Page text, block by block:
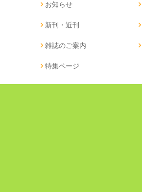
お知らせ
新刊・近刊
雑誌のご案内
特集ページ